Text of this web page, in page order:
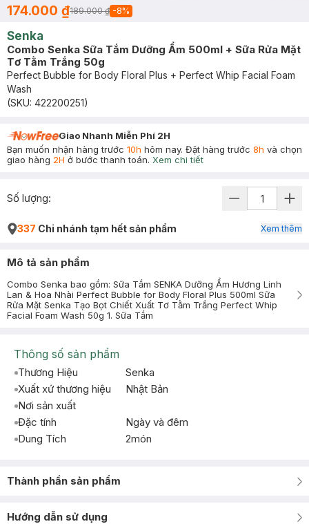
174.000 ₫189.000 ₫ -8%
Senka
Combo Senka Sữa Tắm Dưỡng Ẩm 500ml + Sữa Rửa Mặt
Tơ Tằm Trắng 50g
Perfect Bubble for Body Floral Plus + Perfect Whip Facial Foam
Wash
(SKU: 422200251)
Giao Nhanh Miễn Phí 2H
Bạn muốn nhận hàng trước 10h hôm nay. Đặt hàng trước 8h và chọn
giao hàng 2H ở bước thanh toán. Xem chi tiết
Số lượng:
337 Chi nhánh tạm hết sản phẩm Xem thêm
Mô tả sản phẩm
Combo Senka bao gồm: Sữa Tắm SENKA Dưỡng Ẩm Hương Linh
Lan & Hoa Nhài Perfect Bubble for Body Floral Plus 500ml Sữa
Rửa Mặt Senka Tạo Bọt Chiết Xuất Tơ Tằm Trắng Perfect Whip
Facial Foam Wash 50g 1. Sữa Tắm
Thông số sản phẩm
Thương Hiệu
Senka
Xuất xứ thương hiệu
Nhật Bản
Nơi sản xuất
Đặc tính
Ngày và đêm
Dung Tích
2món
Thành phần sản phẩm
Hướng dẫn sử dụng